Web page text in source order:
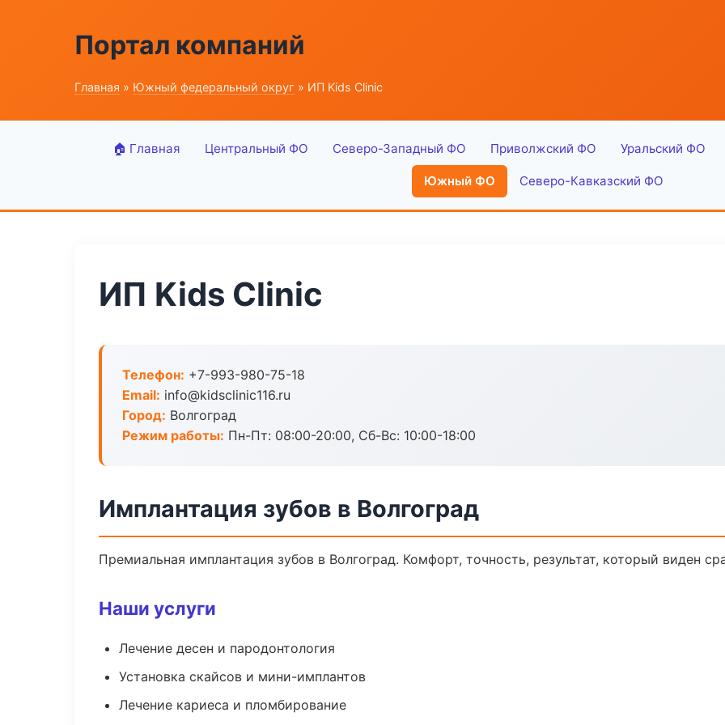
Портал компаний
Главная » Южный федеральный округ » ИП Kids Clinic
🏠 Главная Центральный ФО Северо-Западный ФО Приволжский ФО Уральский ФО
Южный ФО Северо-Кавказский ФО
ИП Kids Clinic
Телефон: +7-993-980-75-18
Email: info@kidsclinic116.ru
Город: Волгоград
Режим работы: Пн-Пт: 08:00-20:00, Сб-Вс: 10:00-18:00
Имплантация зубов в Волгоград
Премиальная имплантация зубов в Волгоград. Комфорт, точность, результат, который виден
Наши услуги
Лечение десен и пародонтология
Установка скайсов и мини-имплантов
Лечение кариеса и пломбирование